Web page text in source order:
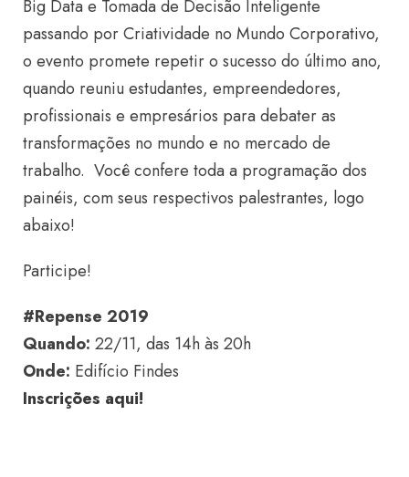
Big Data e Tomada de Decisão Inteligente
passando por Criatividade no Mundo Corporativo,
o evento promete repetir o sucesso do último ano,
quando reuniu estudantes, empreendedores,
profissionais e empresários para debater as
transformações no mundo e no mercado de
trabalho. Você confere toda a programação dos
painéis, com seus respectivos palestrantes, logo
abaixo!
Participe!
#Repense 2019
Quando: 22/11, das 14h às 20h
Onde: Edifício Findes
Inscrições aqui!